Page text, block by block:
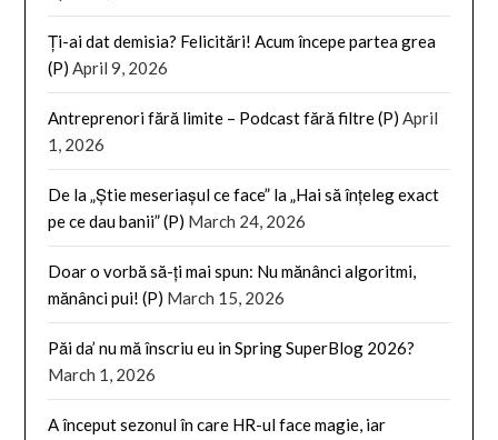
Ți-ai dat demisia? Felicitări! Acum începe partea grea
(P) April 9, 2026
Antreprenori fără limite – Podcast fără filtre (P) April
1, 2026
De la „Știe meseriașul ce face” la „Hai să înțeleg exact
pe ce dau banii” (P) March 24, 2026
Doar o vorbă să-ți mai spun: Nu mănânci algoritmi,
mănânci pui! (P) March 15, 2026
Păi da’ nu mă înscriu eu in Spring SuperBlog 2026?
March 1, 2026
A început sezonul în care HR-ul face magie, iar